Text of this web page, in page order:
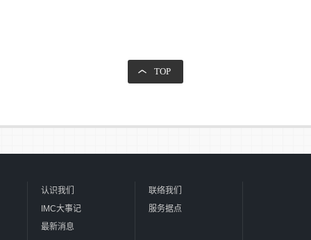
TOP
认识我们
IMC大事记
最新消息
联络我们
服务据点